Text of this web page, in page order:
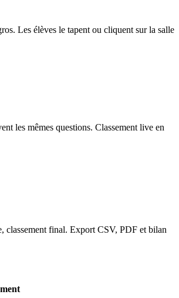
Les élèves le tapent ou cliquent sur la salle
les mêmes questions. Classement live en
classement final. Export CSV, PDF et bilan